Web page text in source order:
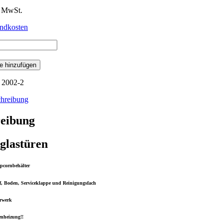
hinzufügen
2002-2
Boden, Serviceklappe und Reinigungsfach